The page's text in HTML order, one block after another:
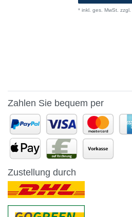
* inkl. ges. MwSt. zzgl.
Zahlen Sie bequem per
Zustellung durch